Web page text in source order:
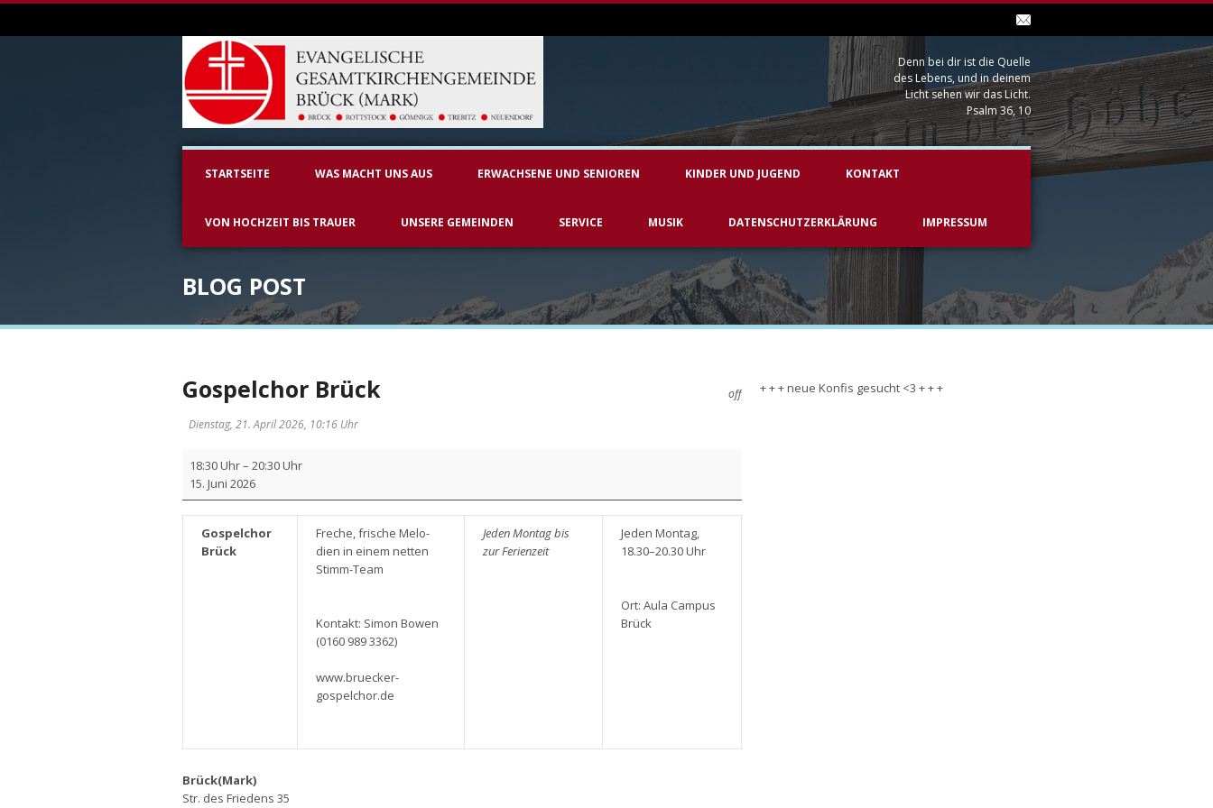
Denn bei dir ist die Quelle
des Lebens, und in deinem
Licht sehen wir das Licht.
Psalm 36, 10
STARTSEITE WAS MACHT UNS AUS ERWACHSENE UND SENIOREN KINDER UND JUGEND KONTAKT
VON HOCHZEIT BIS TRAUER UNSERE GEMEINDEN SERVICE MUSIK DATENSCHUTZERKLÄRUNG IMPRESSUM
BLOG POST
off
Gospelchor Brück
Dienstag, 21. April 2026, 10:16 Uhr
pel­
chor
Brück
18:30 Uhr– 20:30 Uhr
15. Juni 2026
Gos­pel­chor
Brück
Fre­che, fri­sche Melo­
dien in einem net­ten
Stimm-Team
Kon­takt: Simon Bowen
(0160 989 3362)
www.bruecker-
gospelchor.de
Jeden Mon­tag bis
zur Feri­en­zeit
Jeden Mon­tag,
18.30–20.30 Uhr
Ort: Aula Cam­pus
Brück
Brück(Mark)
Str. des Friedens 35
+ + + neue Konfis gesucht <3 + + +